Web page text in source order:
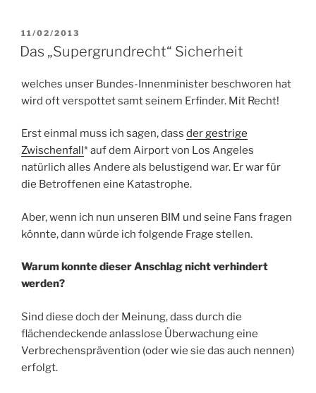
VERÖFFENTLICHT
AM
11/02/2013
Das „Supergrundrecht“ Sicherheit
welches unser Bundes-Innenminister beschworen hat
wird oft verspottet samt seinem Erfinder. Mit Recht!
Erst einmal muss ich sagen, dass der gestrige
Zwischenfall * auf dem Airport von Los Angeles
natürlich alles Andere als belustigend war. Er war für
die Betroffenen eine Katastrophe.
Aber, wenn ich nun unseren BIM und seine Fans fragen
könnte, dann würde ich folgende Frage stellen.
Warum konnte dieser Anschlag nicht verhindert
werden?
Sind diese doch der Meinung, dass durch die
flächendeckende anlasslose Überwachung eine
Verbrechensprävention (oder wie sie das auch nennen)
erfolgt.